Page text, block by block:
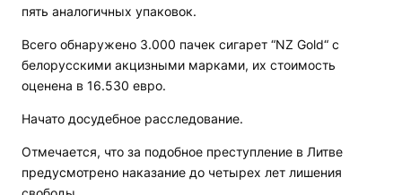
пять аналогичных упаковок.
Всего обнаружено 3.000 пачек сигарет “NZ Gold“ с
белорусскими акцизными марками, их стоимость
оценена в 16.530 евро.
Начато досудебное расследование.
Отмечается, что за подобное преступление в Литве
предусмотрено наказание до четырех лет лишения